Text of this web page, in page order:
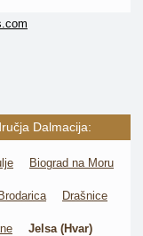
Dalmacija:
Biograd na Moru
Brodarica Drašnice
Jelsa (Hvar)